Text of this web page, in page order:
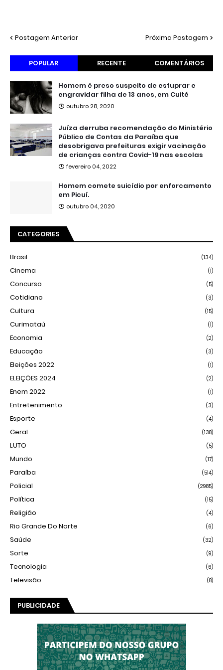
Postagem Anterior Próxima Postagem
POPULAR RECENTE COMENTÁRIOS
Homem é preso suspeito de estuprar e
engravidar filha de 13 anos, em Cuité
outubro 28, 2020
Juíza derruba recomendação do Ministério
Público de Contas da Paraíba que
desobrigava prefeituras exigir vacinação
de crianças contra Covid-19 nas escolas
fevereiro 04, 2022
Homem comete suicídio por enforcamento
em Picuí.
outubro 04, 2020
CATEGORIES
Brasil (134)
Cinema (1)
Concurso (5)
Cotidiano (3)
Cultura (15)
Curimataú (1)
Economia (2)
Educação (3)
Eleições 2022 (1)
ELEIÇÕES 2024 (2)
Enem 2022 (1)
Entretenimento (3)
Esporte (4)
Geral (138)
LUTO (5)
Mundo (17)
Paraíba (514)
Policial (2985)
Política (15)
Religião (4)
Rio Grande Do Norte (6)
Saúde (32)
Sorte (9)
Tecnologia (6)
Televisão (8)
PUBLICIDADE